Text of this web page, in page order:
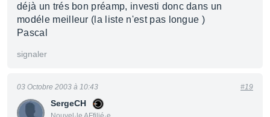
déjà un trés bon préamp, investi donc dans un
modéle meilleur (la liste n'est pas longue )
Pascal
signaler
SergeCH
03 Octobre 2003 à 10:43 #19